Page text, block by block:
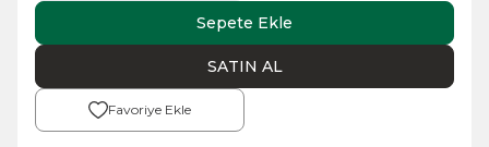
Sepete Ekle
SATIN AL
Favoriye Ekle